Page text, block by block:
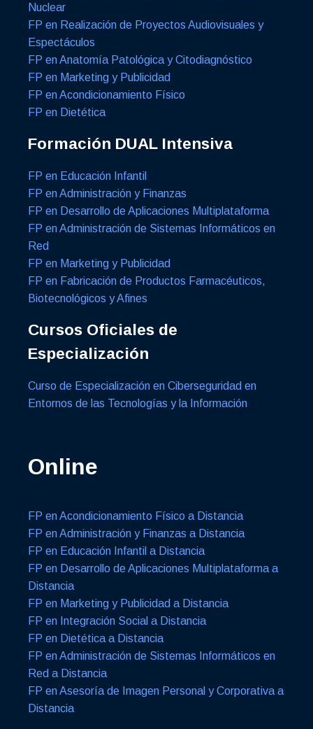
Nuclear
FP en Realización de Proyectos Audiovisuales y
Espectáculos
FP en Anatomía Patológica y Citodiagnóstico
FP en Marketing y Publicidad
FP en Acondicionamiento Físico
FP en Dietética
Formación DUAL Intensiva
FP en Educación Infantil
FP en Administración y Finanzas
FP en Desarrollo de Aplicaciones Multiplataforma
FP en Administración de Sistemas Informáticos en
Red
FP en Marketing y Publicidad
FP en Fabricación de Productos Farmacéuticos,
Biotecnológicos y Afines
Cursos Oficiales de
Especialización
Curso de Especialización en Ciberseguridad en
Entornos de las Tecnologías y la Información
Online
FP en Acondicionamiento Físico a Distancia
FP en Administración y Finanzas a Distancia
FP en Educación Infantil a Distancia
FP en Desarrollo de Aplicaciones Multiplataforma a
Distancia
FP en Marketing y Publicidad a Distancia
FP en Integración Social a Distancia
FP en Dietética a Distancia
FP en Administración de Sistemas Informáticos en
Red a Distancia
FP en Asesoría de Imagen Personal y Corporativa a
Distancia